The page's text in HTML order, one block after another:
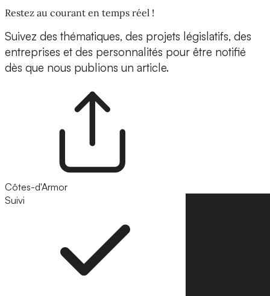
Restez au courant en temps réel !
Suivez des thématiques, des projets législatifs, des
entreprises et des personnalités pour être notifié
dès que nous publions un article.
Côtes-d'Armor
Suivi